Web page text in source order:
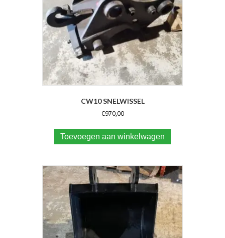
CW10 SNELWISSEL
€970,00
Toevoegen aan winkelwagen